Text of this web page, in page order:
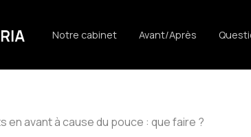
Notre cabinet Avant/Après
en avant à cause du pouce : que faire ?